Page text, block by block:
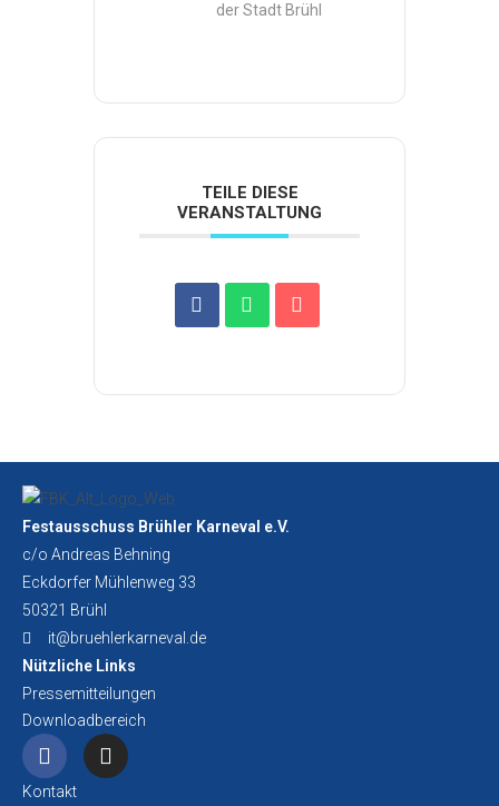
der Stadt Brühl
TEILE DIESE
VERANSTALTUNG
Festausschuss Brühler Karneval e.V.
c/o Andreas Behning
Eckdorfer Mühlenweg 33
50321 Brühl
it@bruehlerkarneval.de
Nützliche Links
Pressemitteilungen
Downloadbereich
Kontakt